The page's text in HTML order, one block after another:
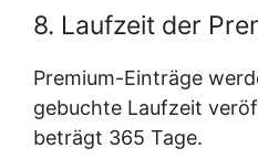
8. Laufzeit der
Premium-Einträge
gebuchte Laufzeit
beträgt 365 Tage.